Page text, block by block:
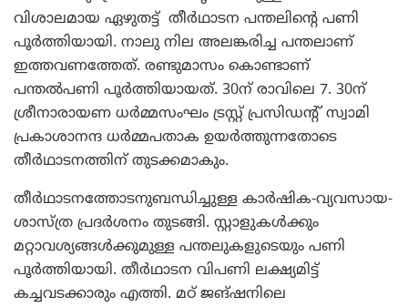
വിശാലമായ ഏഴുതട്ട് തീര്‍ഥാടന പന്തലിന്റെ പണി
പൂര്‍ത്തിയായി. നാലു നില അലങ്കരിച്ച പന്തലാണ്
ഇത്തവണത്തേത്. രണ്ടുമാസം കൊണ്ടാണ്
പന്തല്‍പണി പൂര്‍ത്തിയായത്. 30ന് രാവിലെ 7. 30ന്
ശ്രീനാരായണ ധര്‍മ്മസംഘം ട്രസ്റ്റ് പ്രസിഡന്റ് സ്വാമി
പ്രകാശാനന്ദ ധര്‍മ്മപതാക ഉയര്‍ത്തുന്നതോടെ
തീര്‍ഥാടനത്തിന് തുടക്കമാകും.
തീര്‍ഥാടനത്തോടനുബന്ധിച്ചുള്ള കാര്‍ഷിക-വ്യവസായ-
ശാസ്ത്ര പ്രദര്‍ശനം തുടങ്ങി. സ്റ്റാളുകള്‍ക്കും
മറ്റാവശ്യങ്ങള്‍ക്കുമുള്ള പന്തലുകളുടെയും പണി
പൂര്‍ത്തിയായി. തീര്‍ഥാടന വിപണി ലക്ഷ്യമിട്ട്
കച്ചവടക്കാരും എത്തി. മഠ് ജങ്ഷനിലെ